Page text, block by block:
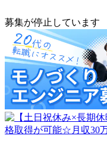
募集が停止しています